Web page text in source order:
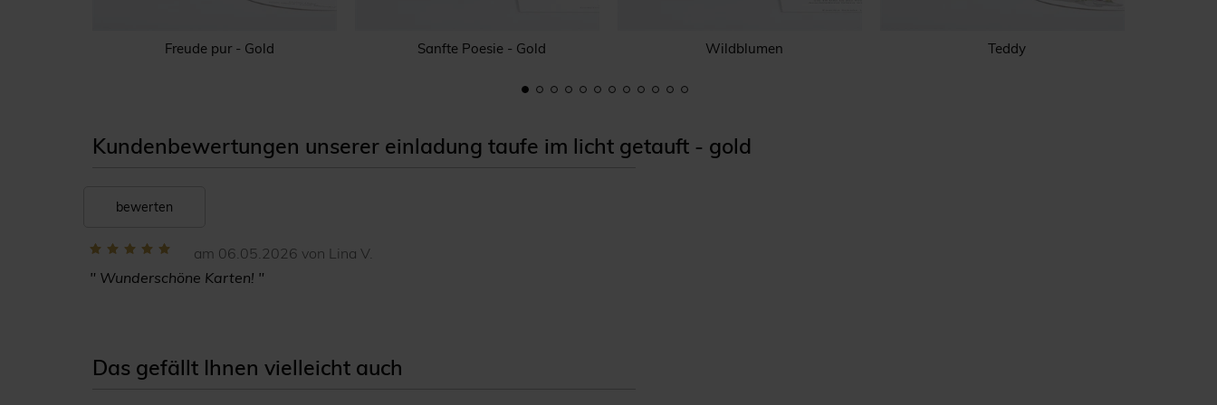
Freude pur - Gold Sanfte Poesie - Gold Wildblumen Teddy
Kundenbewertungen unserer einladung taufe im licht getauft - gold
bewerten
am 06.05.2026 von Lina V.
" Wunderschöne Karten! "
Das gefällt Ihnen vielleicht auch